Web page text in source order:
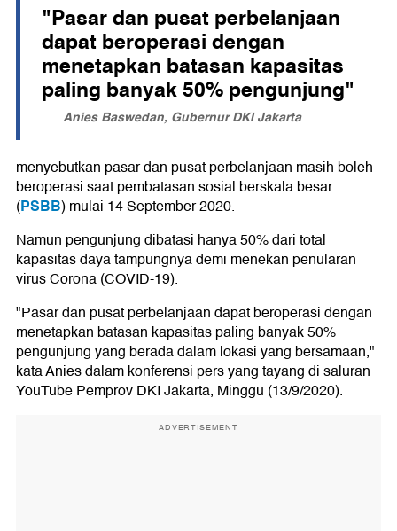
"Pasar dan pusat perbelanjaan
dapat beroperasi dengan
menetapkan batasan kapasitas
paling banyak 50% pengunjung"
Anies Baswedan, Gubernur DKI Jakarta
menyebutkan pasar dan pusat perbelanjaan masih boleh
beroperasi saat pembatasan sosial berskala besar
(PSBB) mulai 14 September 2020.
Namun pengunjung dibatasi hanya 50% dari total
kapasitas daya tampungnya demi menekan penularan
virus Corona (COVID-19).
"Pasar dan pusat perbelanjaan dapat beroperasi dengan
menetapkan batasan kapasitas paling banyak 50%
pengunjung yang berada dalam lokasi yang bersamaan,"
kata Anies dalam konferensi pers yang tayang di saluran
YouTube Pemprov DKI Jakarta, Minggu (13/9/2020).
ADVERTISEMENT